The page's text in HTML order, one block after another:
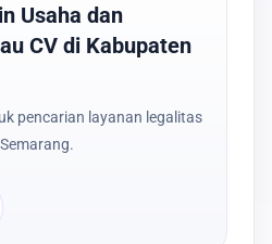
Usaha dan
CV di Kabupaten
pencarian layanan legalitas